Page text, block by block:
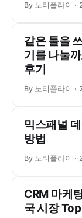
By 노티플라이
같은 툴을
기를 나눌
후기
By 노티플라이
믹스패널
방법
By 노티플라이
CRM 마케
국 시장